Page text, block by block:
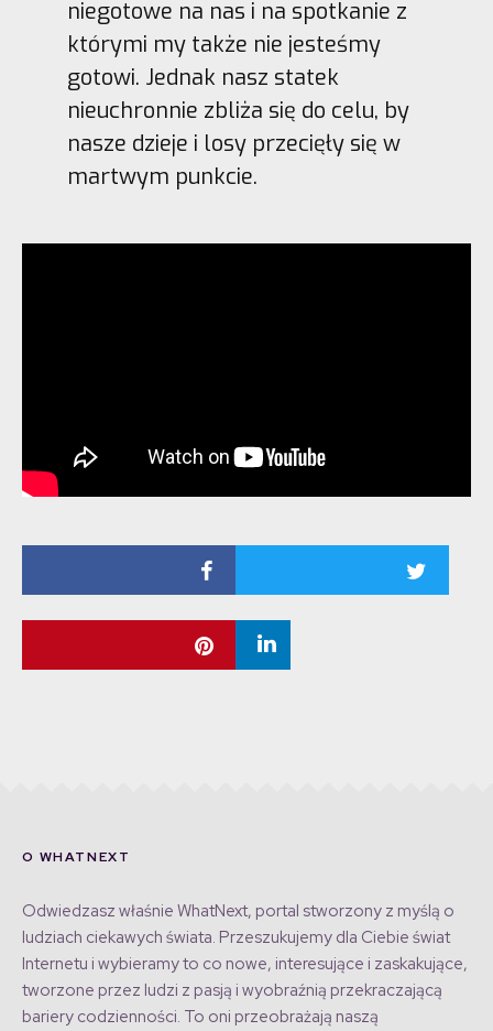
niegotowe na nas i na spotkanie z
którymi my także nie jesteśmy
gotowi. Jednak nasz statek
nieuchronnie zbliża się do celu, by
nasze dzieje i losy przecięły się w
martwym punkcie.
O WHATNEXT
Odwiedzasz właśnie WhatNext, portal stworzony z myślą o
ludziach ciekawych świata. Przeszukujemy dla Ciebie świat
Internetu i wybieramy to co nowe, interesujące i zaskakujące,
tworzone przez ludzi z pasją i wyobraźnią przekraczającą
bariery codzienności. To oni przeobrażają naszą